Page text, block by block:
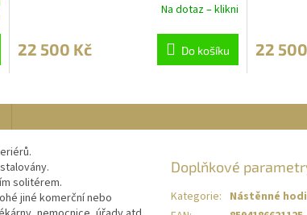
Na dotaz – klikni
22 500 Kč Do košíku 22
solitérem.
jiné komerční nebo
Doplňkové
Kategorie: Nástěnné